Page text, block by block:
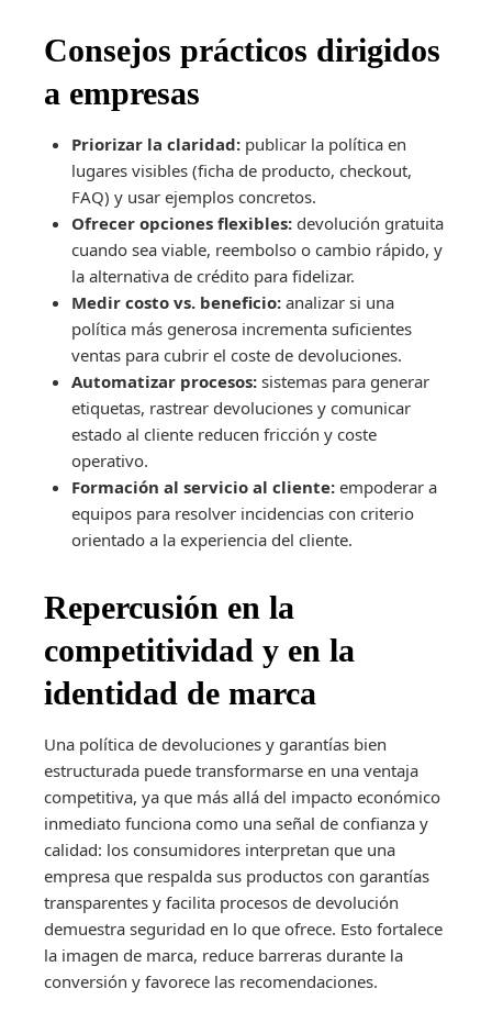
Consejos prácticos dirigidos
a empresas
Priorizar la claridad: publicar la política en
lugares visibles (ficha de producto, checkout,
FAQ) y usar ejemplos concretos.
Ofrecer opciones flexibles: devolución gratuita
cuando sea viable, reembolso o cambio rápido, y
la alternativa de crédito para fidelizar.
Medir costo vs. beneficio: analizar si una
política más generosa incrementa suficientes
ventas para cubrir el coste de devoluciones.
Automatizar procesos: sistemas para generar
etiquetas, rastrear devoluciones y comunicar
estado al cliente reducen fricción y coste
operativo.
Formación al servicio al cliente: empoderar a
equipos para resolver incidencias con criterio
orientado a la experiencia del cliente.
Repercusión en la
competitividad y en la
identidad de marca
Una política de devoluciones y garantías bien
estructurada puede transformarse en una ventaja
competitiva, ya que más allá del impacto económico
inmediato funciona como una señal de confianza y
calidad: los consumidores interpretan que una
empresa que respalda sus productos con garantías
transparentes y facilita procesos de devolución
demuestra seguridad en lo que ofrece. Esto fortalece
la imagen de marca, reduce barreras durante la
conversión y favorece las recomendaciones.